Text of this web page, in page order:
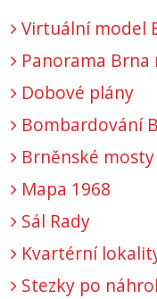
Virtuální model
Panorama Brna
Dobové plány
Bombardování
Brněnské
Mapa 1968
Sál Rady
Kvartérní
Stezky po